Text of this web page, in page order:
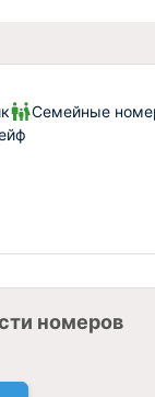
Семейные
номеров